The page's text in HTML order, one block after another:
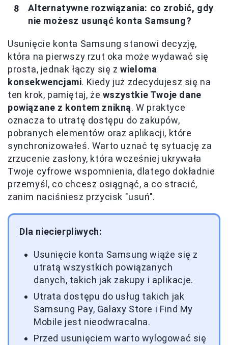
Alternatywne rozwiązania: co zrobić, gdy
nie możesz usunąć konta Samsung?
Usunięcie konta Samsung stanowi decyzję,
która na pierwszy rzut oka może wydawać się
prosta, jednak łączy się zwieloma
konsekwencjami. Kiedy już zdecydujesz się na
ten krok, pamiętaj, że wszystkie Twoje dane
powiązane z kontem znikną. W praktyce
oznacza to utratę dostępu do zakupów,
pobranych elementów oraz aplikacji, które
synchronizowałeś. Warto uznać tę sytuację za
zrzucenie zasłony, która wcześniej ukrywała
Twoje cyfrowe wspomnienia, dlatego dokładnie
przemyśl, co chcesz osiągnąć, a co stracić,
zanim naciśniesz przycisk "usuń".
Dla niecierpliwych:
Usunięcie konta Samsung wiąże się z
utratą wszystkich powiązanych
danych, takich jak zakupy i aplikacje.
Utrata dostępu do usług takich jak
Samsung Pay, Galaxy Store i Find My
Mobile jest nieodwracalna.
Przed usunięciem warto wylogować się